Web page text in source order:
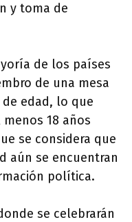
y toma de
de los países
de una mesa
edad, lo que
18 años
se considera que
aún se encuentran
política.
se celebrarán